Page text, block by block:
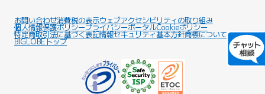
お問い合わせ消費税の表示ウェブアクセシビリティの取り組み
個人情報保護ポリシープライバシーポータルCookieポリシー
特定商取引法に基づく表記情報セキュリティ基本方針商標について
BIGLOBEトップ